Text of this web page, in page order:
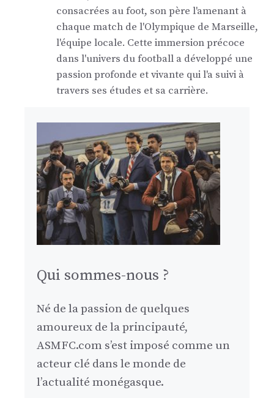
consacrées au foot, son père l'amenant à
chaque match de l'Olympique de Marseille,
l'équipe locale. Cette immersion précoce
dans l'univers du football a développé une
passion profonde et vivante qui l'a suivi à
travers ses études et sa carrière.
Qui sommes-nous ?
Né de la passion de quelques
amoureux de la principauté,
ASMFC.com s’est imposé comme un
acteur clé dans le monde de
l’actualité monégasque.